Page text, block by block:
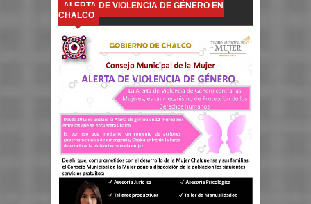
ALERTA DE VIOLENCIA DE GÉNERO EN
CHALCO